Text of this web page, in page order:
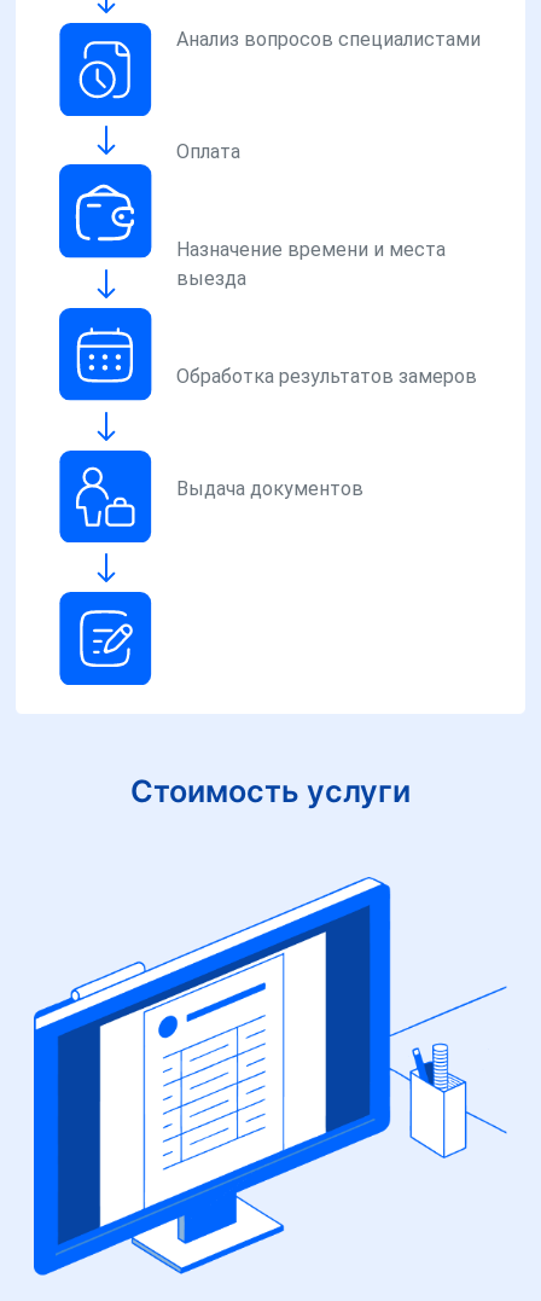
Анализ вопросов специалистами
Оплата
Назначение времени и места
выезда
Обработка результатов замеров
Выдача документов
Стоимость услуги